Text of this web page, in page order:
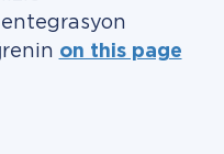
on this page